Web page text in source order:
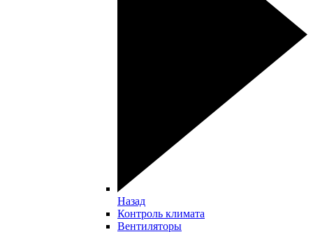
Назад
Контроль климата
Вентиляторы